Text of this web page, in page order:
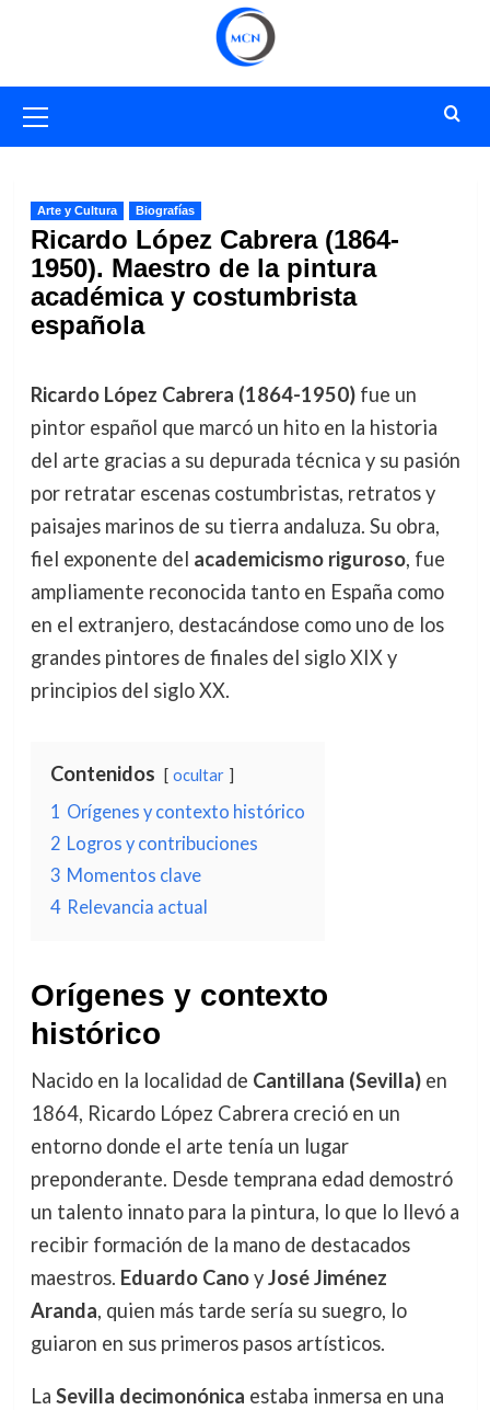
primario
Arte y Cultura Biografías
Ricardo López Cabrera (1864-
1950). Maestro de la pintura
académica y costumbrista
española
Ricardo López Cabrera (1864-1950)fue un
pintor español que marcó un hito en la historia
del arte gracias a su depurada técnica y su pasión
por retratar escenas costumbristas, retratos y
paisajes marinos de su tierra andaluza. Su obra,
fiel exponente del academicismo riguroso, fue
ampliamente reconocida tanto en España como
en el extranjero, destacándose como uno de los
grandes pintores de finales del siglo XIX y
principios del siglo XX.
Contenidos ocultar
1 Orígenes y contexto histórico
2 Logros y contribuciones
3 Momentos clave
4 Relevancia actual
Orígenes y contexto
histórico
Nacido en la localidad de Cantillana (Sevilla)en
1864, Ricardo López Cabrera creció en un
entorno donde el arte tenía un lugar
preponderante. Desde temprana edad demostró
un talento innato para la pintura, lo que lo llevó a
recibir formación de la mano de destacados
maestros. Eduardo CanoyJosé Jiménez
Aranda, quien más tarde sería su suegro, lo
guiaron en sus primeros pasos artísticos.
La Sevilla decimonónica estaba inmersa en una